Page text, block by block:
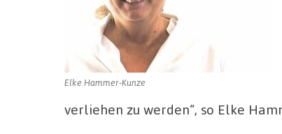
Elke Hammer-Kunze
verliehen zu werden“, so Elke